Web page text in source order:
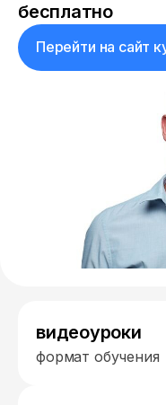
бесплатно
Перейти на сайт
видеоуроки
формат обучения